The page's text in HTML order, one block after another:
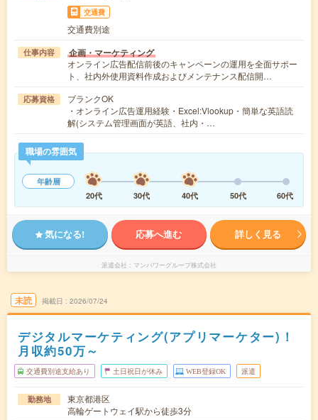
交通費
交通費別途
仕事内容 企画・マーケティング
オンライン広告配信前後のキャンペーンの運用を全面サポー
ト、社内外使用資料作成およびメンテナンス配信開…
応募資格
ブランクOK
・オンライン広告運用経験・Excel:Vlookup・簡単な英語読
解(システム管理画面が英語、社内・…
職場の雰囲気
年齢層
20代
30代 40代 50代 60代
気になる! 応募へ進む 詳しく見る
派遣会社 マンパワーグループ株式会社
未読 掲載日 2026/07/24
デジタルマーケティング(アプリマーケター)！
月収約50万～
交通費別途支給あり 土日祝日が休み WEB登録OK 派遣
勤務地
東京都港区
高輪ゲートウェイ駅から徒歩3分